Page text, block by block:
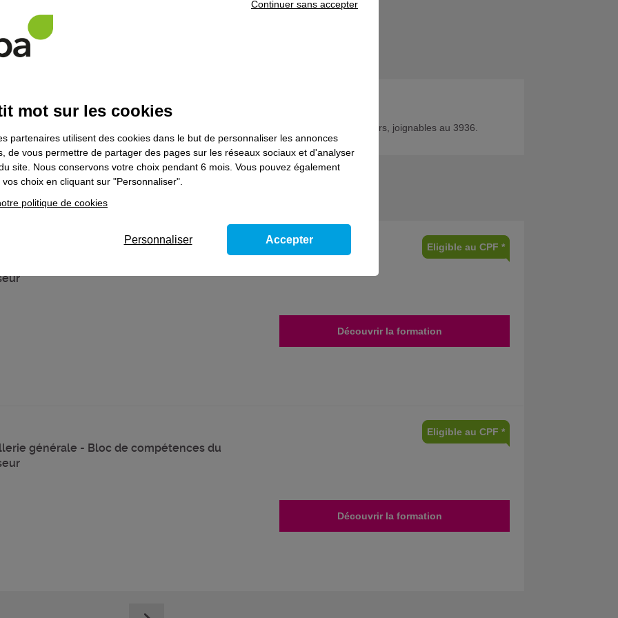
nous vous conseillons de suivre la formation Créateur d'entreprise (réf.
poursuivre votre parcours de formation, prenez contact avec l’un de nos conseillers, joignables au 3936.
le domaineArtisanat d'art
de transport - Bloc de compétences du
Eligible au CPF *
Découvrir la formation
générale - Bloc de compétences du
Eligible au CPF *
Découvrir la formation
mot sur les cookies
partenaires utilisent des cookies dans le but de personnaliser les annonces
de vous permettre de partager des pages sur les réseaux sociaux et d'analyser
site. Nous conservons votre choix pendant 6 mois. Vous pouvez également
choix en cliquant sur "Personnaliser".
politique de cookies
Continuer sans accepter
Personnaliser Accepter